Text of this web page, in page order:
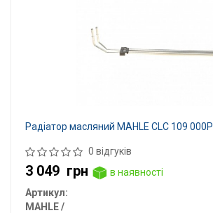
Радіатор масляний MAHLE CLC 109 000P
0 відгуків
3 049 грн
в наявності
Артикул:
MAHLE /